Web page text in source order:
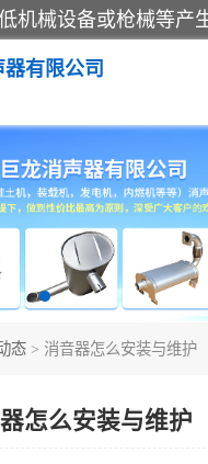
有限公司
态 > 消音器怎么安装与维护
怎么安装与维护